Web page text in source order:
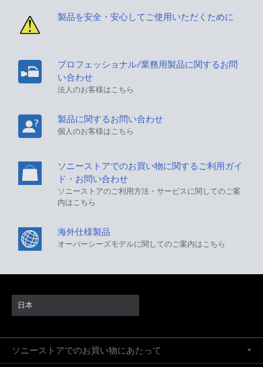
製品を安全・安心してご使用いただくために
プロフェッショナル/業務用製品に関するお問
い合わせ
法人のお客様はこちら
製品に関するお問い合わせ
個人のお客様はこちら
ソニーストアでのお買い物に関するご利用ガイ
ド・お問い合わせ
ソニーストアのご利用方法・サービスに関してのご案
内はこちら
海外仕様製品
オーバーシーズモデルに関してのご案内はこちら
日本
ソニーストアでのお買い物にあたって